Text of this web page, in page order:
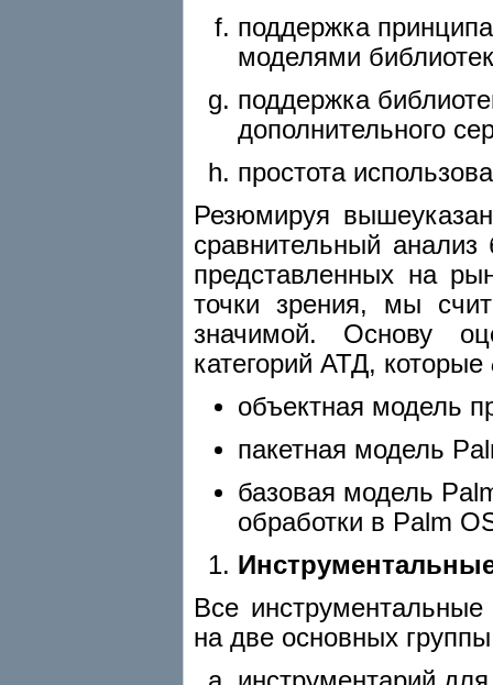
поддержка
моделями
поддержка
дополнительного
простота
Резюмируя
сравнительный анализ
представленных на
точки зрения, мы
значимой. Основу
категорий АТД, которые
объектная модель
пакетная модель
базовая модель
обработки в Palm
Все
на две основных